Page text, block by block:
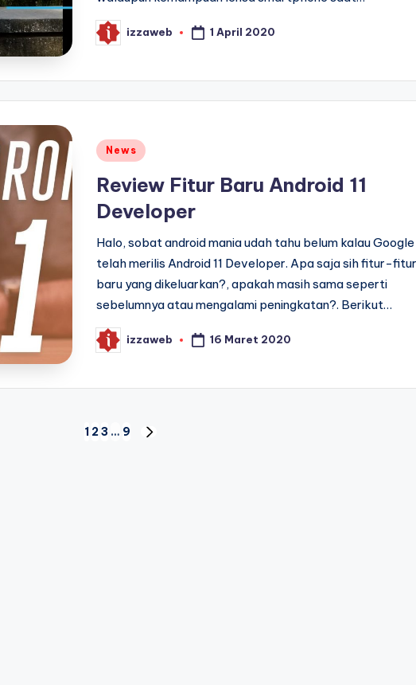
Posted
by
izzaweb 1 April 2020
Posted
News
Review Fitur Baru Android 11
Developer
Halo, sobat android mania udah tahu belum kalau Google
telah merilis Android 11 Developer. Apa saja sih fitur-fitur
baru yang dikeluarkan?, apakah masih sama seperti
sebelumnya atau mengalami peningkatan?. Berikut…
Posted
by
izzaweb 16 Maret 2020
1 23 … 9